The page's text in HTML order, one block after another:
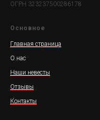
ОГРН 323237500286178
Основное
Главная страница
О нас
Наши невесты
Отзывы
Контакты